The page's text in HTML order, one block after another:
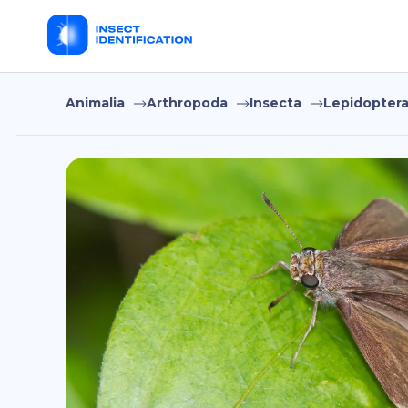
Animalia Arthropoda Insecta Lepidoptera